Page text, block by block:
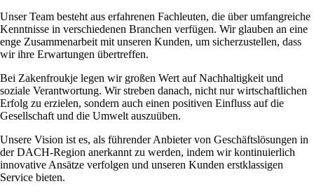
Unser Team besteht aus erfahrenen Fachleuten, die über umfangreiche
Kenntnisse in verschiedenen Branchen verfügen. Wir glauben an eine
enge Zusammenarbeit mit unseren Kunden, um sicherzustellen, dass
wir ihre Erwartungen übertreffen.
Bei Zakenfroukje legen wir großen Wert auf Nachhaltigkeit und
soziale Verantwortung. Wir streben danach, nicht nur wirtschaftlichen
Erfolg zu erzielen, sondern auch einen positiven Einfluss auf die
Gesellschaft und die Umwelt auszuüben.
Unsere Vision ist es, als führender Anbieter von Geschäftslösungen in
der DACH-Region anerkannt zu werden, indem wir kontinuierlich
innovative Ansätze verfolgen und unseren Kunden erstklassigen
Service bieten.